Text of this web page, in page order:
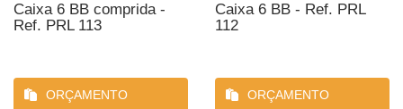
Caixa 6 BB comprida -
Ref. PRL 113
ORÇAMENTO
Caixa 6 BB - Ref. PRL
112
ORÇAMENTO